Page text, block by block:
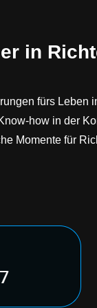
in
fürs
how in der
Momente für